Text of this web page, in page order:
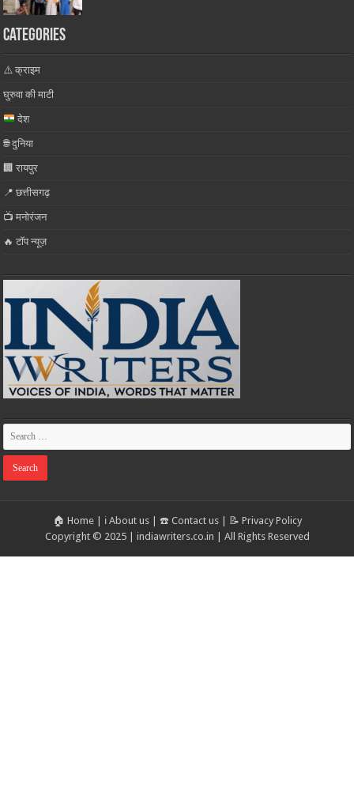
Categories
⚠️ क्राइम
घुरुवा की माटी
देश
🌐 दुनिया
🏢 रायपुर
📍 छत्तीसगढ़
📺 मनोरंजन
🔥 टॉप न्यूज़
🏠 Home| ℹ️ About us| ☎️ Contact us| 📝 Privacy Policy
Copyright © 2025 | indiawriters.co.in | All Rights Reserved